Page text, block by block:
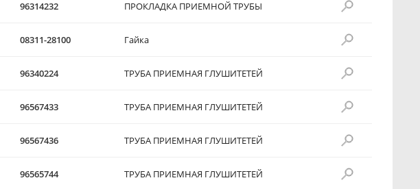
96314232 ПРОКЛАДКА ПРИЕМНОЙ ТРУБЫ
08311-28100 Гайка
96340224 ТРУБА ПРИЕМНАЯ ГЛУШИТЕТЕЙ
96567433 ТРУБА ПРИЕМНАЯ ГЛУШИТЕТЕЙ
96567436 ТРУБА ПРИЕМНАЯ ГЛУШИТЕТЕЙ
96565744 ТРУБА ПРИЕМНАЯ ГЛУШИТЕТЕЙ